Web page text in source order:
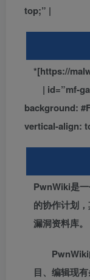
top;” |
*[https://
| id=”mf-
background:
vertical-align:
PwnWiki是
的协作计划
漏洞资料库。
目、编辑现